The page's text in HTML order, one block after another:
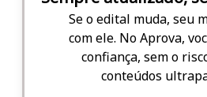
Se o edital muda, seu
com ele. No Aprova,
confiança, sem o
conteúdos